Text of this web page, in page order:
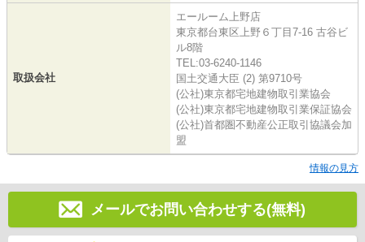
取扱会社
エールーム上野店
東京都台東区上野６丁目7-16 古谷ビ
ル8階
TEL:03-6240-1146
国土交通大臣 (2) 第9710号
(公社)東京都宅地建物取引業協会
(公社)東京都宅地建物取引業保証協会
(公社)首都圏不動産公正取引協議会加
盟
情報の見方
メールでお問い合わせする(無料)